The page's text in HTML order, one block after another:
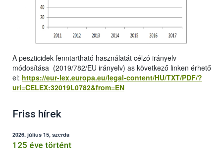
A peszticidek fenntartható használatát célzó irányelv
módosítása (2019/782/EU irányelv) as következő linken érhető
el: https://eur-lex.europa.eu/legal-content/HU/TXT/PDF/?
uri=CELEX:32019L0782&from=EN
Friss hírek
2026. július 15, szerda
125 éve történt